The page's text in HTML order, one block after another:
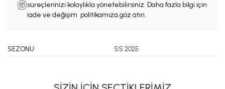
süreçlerinizi kolaylıkla yönetebilirsiniz. Daha fazla bilgi için
iade ve değişim politikamıza göz atın.
SEZONU SS 2025